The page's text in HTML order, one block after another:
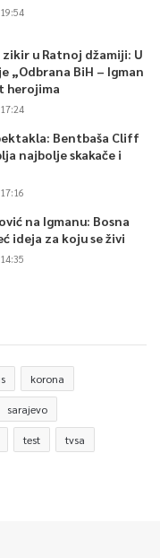
u Ratnoj džamiji: U
„Odbrana BiH – Igman
herojima
Bentbaša Cliff
najbolje skakače i
na Igmanu: Bosna
ideja za koju se živi
korona
sarajevo
test tvsa